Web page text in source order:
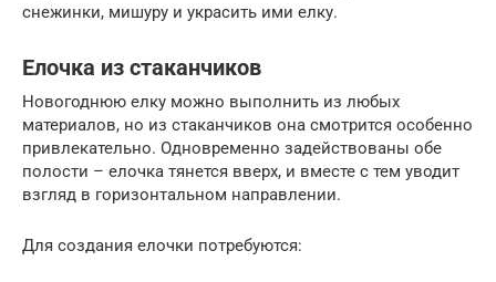
снежинки, мишуру и украсить ими елку.
Елочка из стаканчиков
Новогоднюю елку можно выполнить из любых
материалов, но из стаканчиков она смотрится особенно
привлекательно. Одновременно задействованы обе
полости – елочка тянется вверх, и вместе с тем уводит
взгляд в горизонтальном направлении.
Для создания елочки потребуются: